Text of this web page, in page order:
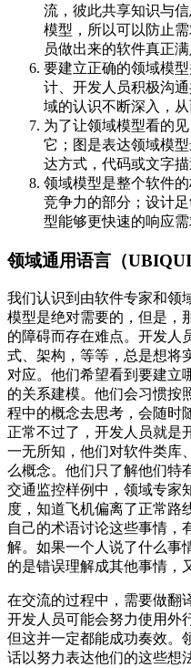
流，彼此共享知识与
模型，所以可以防止
员做出来的软件真正满
要建立正确的领域模
计、开发人员积极沟
域的认识不断深入，
为了让领域模型看的
它；图是表达领域模
达方式，代码或文字
领域模型是整个软件
竞争力的部分；设计
型能够更快速的响应需
领域通用语言（
我们认识到由软件专家和领
模型是绝对需要的，但是，
的障碍而存在难点。开发人
式、架构，等等，总是想将
对应。他们希望看到要建立
的关系建模。他们会习惯按
程中的概念去思考，会随时
正常不过了，开发人员就是
一无所知，他们对软件类库
么概念。他们只了解他们特
交通监控样例中，领域专家
度，知道飞机偏离了正常路
自己的术语讨论这些事情，
解。如果一个人说了什么事
的是错误理解成其他事情，
在交流的过程中，需要做翻
开发人员可能会努力使用外
但这并一定都能成功奏效。
话以努力表达他们的这些想